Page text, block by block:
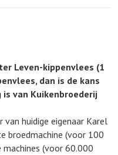
Leven-kippenvlees (1
dan is de kans
van Kuikenbroederij
huidige eigenaar Karel
broedmachine (voor 100
machines (voor 60.000